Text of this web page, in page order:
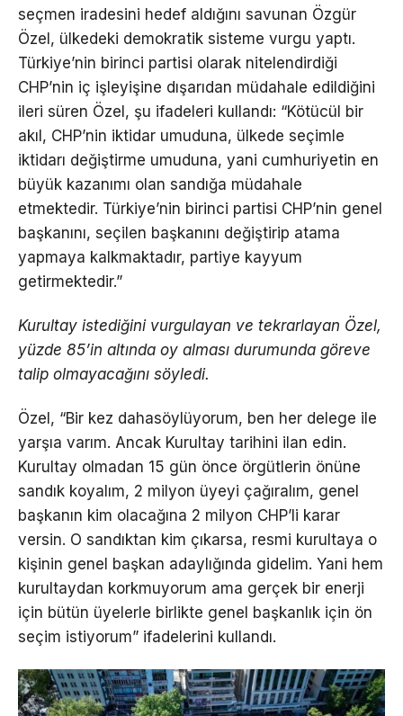
seçmen iradesini hedef aldığını savunan Özgür
Özel, ülkedeki demokratik sisteme vurgu yaptı.
Türkiye’nin birinci partisi olarak nitelendirdiği
CHP’nin iç işleyişine dışarıdan müdahale edildiğini
ileri süren Özel, şu ifadeleri kullandı: “Kötücül bir
akıl, CHP’nin iktidar umuduna, ülkede seçimle
iktidarı değiştirme umuduna, yani cumhuriyetin en
büyük kazanımı olan sandığa müdahale
etmektedir. Türkiye’nin birinci partisi CHP’nin genel
başkanını, seçilen başkanını değiştirip atama
yapmaya kalkmaktadır, partiye kayyum
getirmektedir.”
Kurultay istediğini vurgulayan ve tekrarlayan Özel,
yüzde 85’in altında oy alması durumunda göreve
talip olmayacağını söyledi.
Özel, “Bir kez dahasöylüyorum, ben her delege ile
yarşıa varım. Ancak Kurultay tarihini ilan edin.
Kurultay olmadan 15 gün önce örgütlerin önüne
sandık koyalım, 2 milyon üyeyi çağıralım, genel
başkanın kim olacağına 2 milyon CHP’li karar
versin. O sandıktan kim çıkarsa, resmi kurultaya o
kişinin genel başkan adaylığında gidelim. Yani hem
kurultaydan korkmuyorum ama gerçek bir enerji
için bütün üyelerle birlikte genel başkanlık için ön
seçim istiyorum” ifadelerini kullandı.